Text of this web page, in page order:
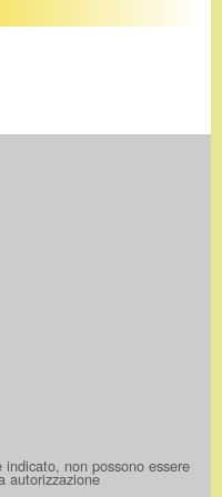
non possono essere
autorizzazione